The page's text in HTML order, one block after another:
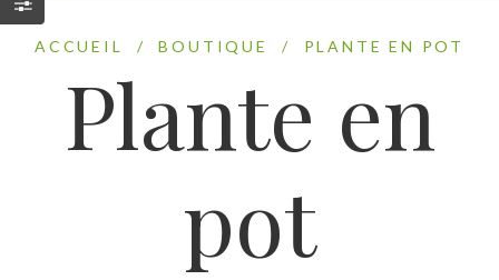
ACCUEIL / BOUTIQUE / PLANTE EN POT
Plante en
pot